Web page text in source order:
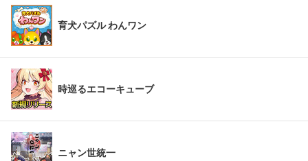
育犬パズル わんワン
時巡るエコーキューブ
ニャン世統一